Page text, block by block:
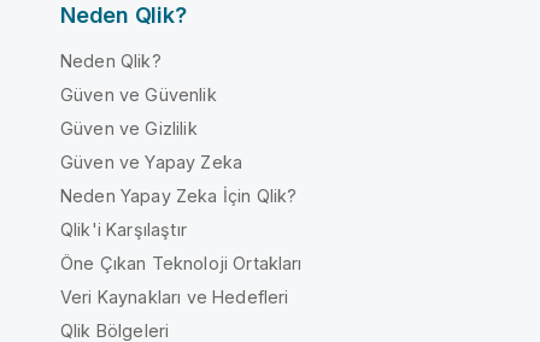
Neden Qlik?
Neden Qlik?
Güven ve Güvenlik
Güven ve Gizlilik
Güven ve Yapay Zeka
Neden Yapay Zeka İçin Qlik?
Qlik'i Karşılaştır
Öne Çıkan Teknoloji Ortakları
Veri Kaynakları ve Hedefleri
Qlik Bölgeleri